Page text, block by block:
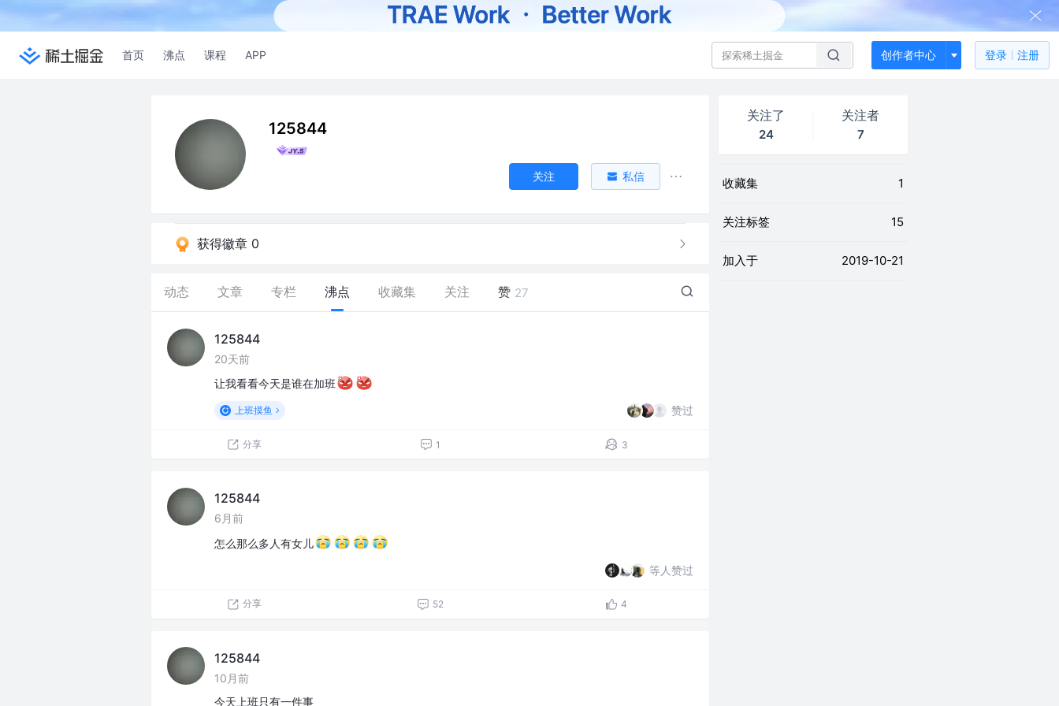
首页 沸点 课程 APP 创作者中心 登录 注册
125844
关注 私信
获得徽章 0
动态 文章 专栏 沸点 收藏集 关注 赞 27
125844
20天前
让我看看今天是谁在加班
上班摸鱼 赞过
分享 1 3
125844
6月前
怎么那么多人有女儿
等人赞过
分享 52 4
125844
10月前
今天上班只有一件事
关注了
24
关注者
7
收藏集 1
关注标签 15
加入于 2019-10-21